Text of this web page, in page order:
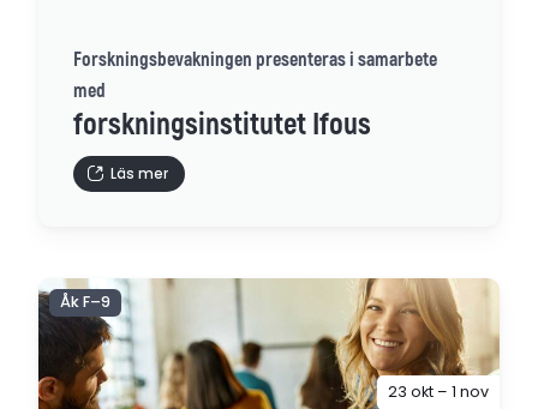
Forskningsbevakningen presenteras i samarbete
med
forskningsinstitutet Ifous
Läs mer
Åk F–9
23 okt – 1 nov